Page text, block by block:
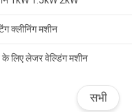
क्लीनिंग मशीन
लिए लेजर वेल्डिंग मशीन
सभी